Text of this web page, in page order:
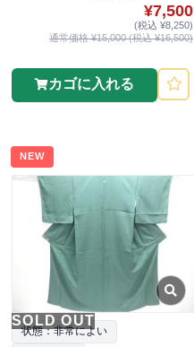
¥7,500
(税込 ¥8,250)
通常価格 ¥15,000 (税込 ¥16,500)
カゴに入れる
NEW
SOLD OUT
状態：非常によい